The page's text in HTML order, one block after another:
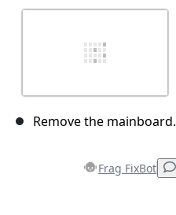
Remove the mainboard.
Frag FixBot